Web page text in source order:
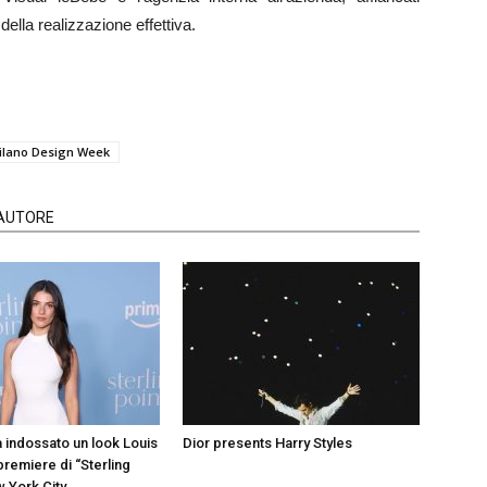
realizzazione effettiva.
Design Week
indossato un look Louis
di “Sterling
Dior presents Harry Styles